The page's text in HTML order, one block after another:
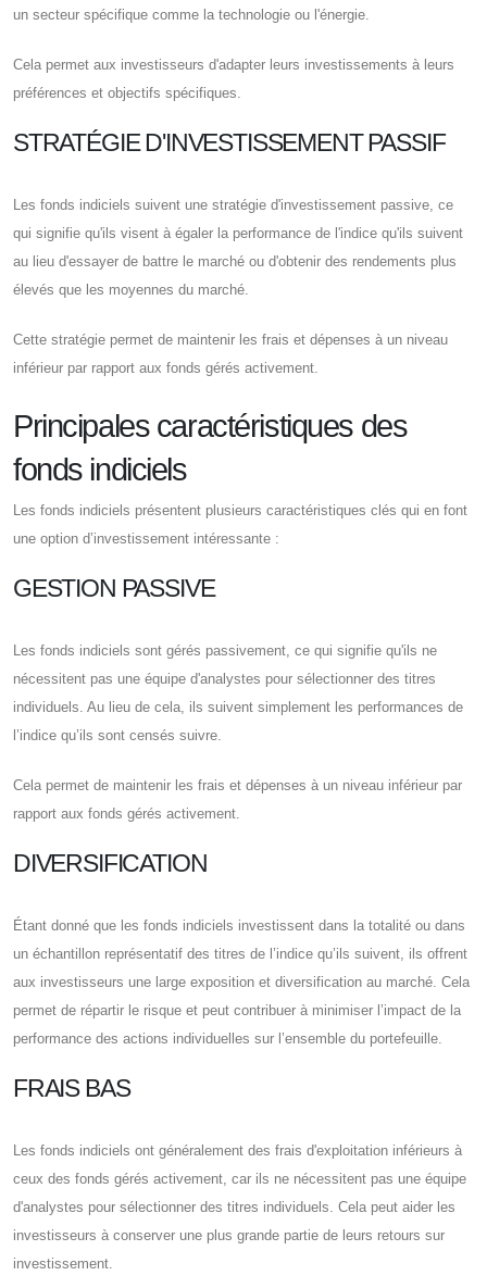
un secteur spécifique comme la technologie ou l'énergie.
Cela permet aux investisseurs d'adapter leurs investissements à leurs
préférences et objectifs spécifiques.
STRATÉGIE D'INVESTISSEMENT PASSIF
Les fonds indiciels suivent une stratégie d'investissement passive, ce
qui signifie qu'ils visent à égaler la performance de l'indice qu'ils suivent
au lieu d'essayer de battre le marché ou d'obtenir des rendements plus
élevés que les moyennes du marché.
Cette stratégie permet de maintenir les frais et dépenses à un niveau
inférieur par rapport aux fonds gérés activement.
Principales caractéristiques des
fonds indiciels
Les fonds indiciels présentent plusieurs caractéristiques clés qui en font
une option d’investissement intéressante :
GESTION PASSIVE
Les fonds indiciels sont gérés passivement, ce qui signifie qu'ils ne
nécessitent pas une équipe d'analystes pour sélectionner des titres
individuels. Au lieu de cela, ils suivent simplement les performances de
l’indice qu’ils sont censés suivre.
Cela permet de maintenir les frais et dépenses à un niveau inférieur par
rapport aux fonds gérés activement.
DIVERSIFICATION
Étant donné que les fonds indiciels investissent dans la totalité ou dans
un échantillon représentatif des titres de l’indice qu’ils suivent, ils offrent
aux investisseurs une large exposition et diversification au marché. Cela
permet de répartir le risque et peut contribuer à minimiser l’impact de la
performance des actions individuelles sur l’ensemble du portefeuille.
FRAIS BAS
Les fonds indiciels ont généralement des frais d'exploitation inférieurs à
ceux des fonds gérés activement, car ils ne nécessitent pas une équipe
d'analystes pour sélectionner des titres individuels. Cela peut aider les
investisseurs à conserver une plus grande partie de leurs retours sur
investissement.